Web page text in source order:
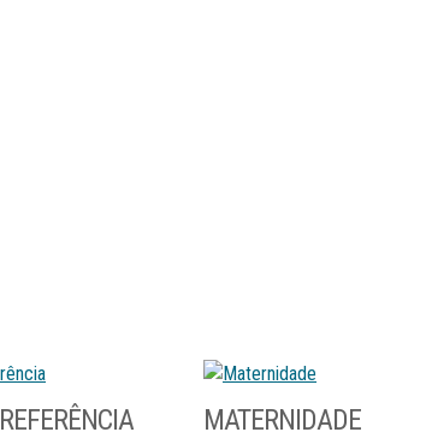
REFERÊNCIA MATERNIDADE